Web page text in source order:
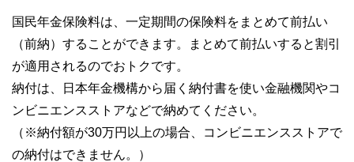
国民年金保険料は、一定期間の保険料をまとめて前払い
（前納）することができます。まとめて前払いすると割引
が適用されるのでおトクです。
納付は、日本年金機構から届く納付書を使い金融機関やコ
ンビニエンスストアなどで納めてください。
（※納付額が30万円以上の場合、コンビニエンスストアで
の納付はできません。）